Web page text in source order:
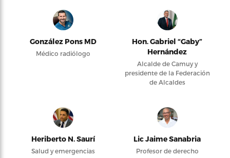
González Pons MD
Médico radiólogo
Hon. Gabriel “Gaby”
Hernández
Alcalde de Camuy y
presidente de la Federación
de Alcaldes
Heriberto N. Saurí
Salud y emergencias
Lic Jaime Sanabria
Profesor de derecho